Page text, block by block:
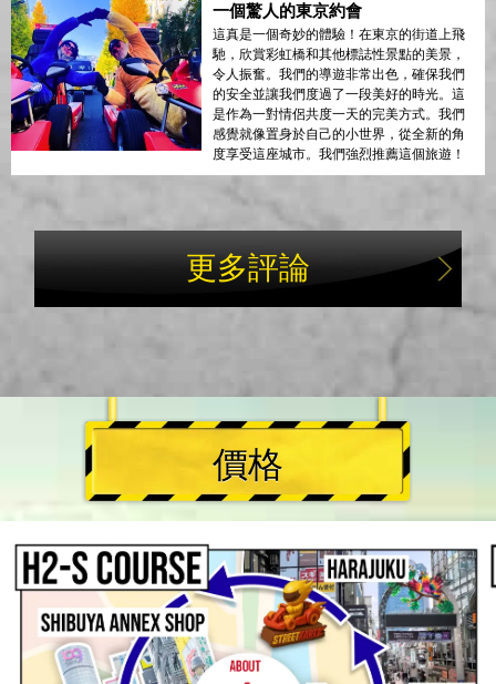
一個驚人的東京約會
這真是一個奇妙的體驗！在東京的街道上飛
馳，欣賞彩虹橋和其他標誌性景點的美景，
令人振奮。我們的導遊非常出色，確保我們
的安全並讓我們度過了一段美好的時光。這
是作為一對情侶共度一天的完美方式。我們
感覺就像置身於自己的小世界，從全新的角
度享受這座城市。我們強烈推薦這個旅遊！
更多評論
價格